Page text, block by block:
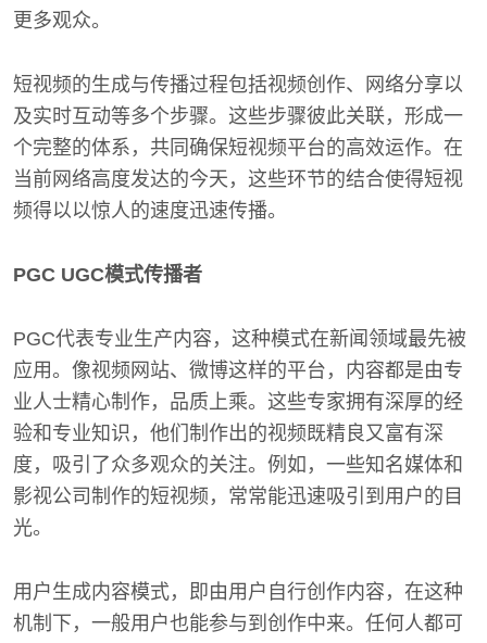
更多观众。
短视频的生成与传播过程包括视频创作、网络分享以
及实时互动等多个步骤。这些步骤彼此关联，形成一
个完整的体系，共同确保短视频平台的高效运作。在
当前网络高度发达的今天，这些环节的结合使得短视
频得以以惊人的速度迅速传播。
PGC UGC模式传播者
PGC代表专业生产内容，这种模式在新闻领域最先被
应用。像视频网站、微博这样的平台，内容都是由专
业人士精心制作，品质上乘。这些专家拥有深厚的经
验和专业知识，他们制作出的视频既精良又富有深
度，吸引了众多观众的关注。例如，一些知名媒体和
影视公司制作的短视频，常常能迅速吸引到用户的目
光。
用户生成内容模式，即由用户自行创作内容，在这种
机制下，一般用户也能参与到创作中来。任何人都可